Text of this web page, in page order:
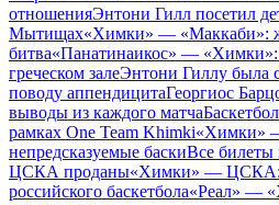
отношенияЭнтони Гилл посетил
Мытищах«Химки» — «Маккаби»:
битва«Панатинаикос» — «Химки»:
греческом залеЭнтони Гиллу была
поводу аппендицитаГеоргиос
выводы из каждого матча
рамках One Team Khimki«Химки»
непредсказуемые баскиВсе
ЦСКА проданы«Химки» — ЦСКА:
российского баскетбола«Реал» —